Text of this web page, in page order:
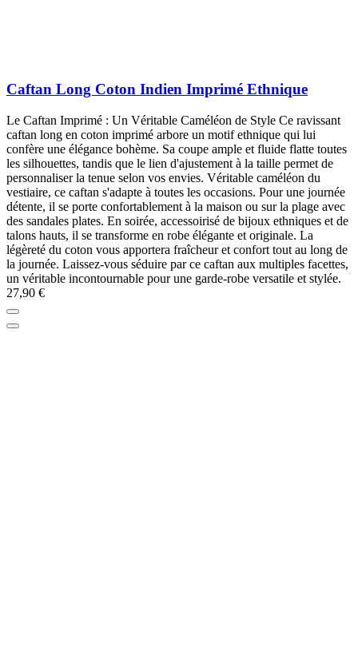
Caftan Long Coton Indien Imprimé Ethnique
Le Caftan Imprimé : Un Véritable Caméléon de Style Ce ravissant
caftan long en coton imprimé arbore un motif ethnique qui lui
confère une élégance bohème. Sa coupe ample et fluide flatte toutes
les silhouettes, tandis que le lien d'ajustement à la taille permet de
personnaliser la tenue selon vos envies. Véritable caméléon du
vestiaire, ce caftan s'adapte à toutes les occasions. Pour une journée
détente, il se porte confortablement à la maison ou sur la plage avec
des sandales plates. En soirée, accessoirisé de bijoux ethniques et de
talons hauts, il se transforme en robe élégante et originale. La
légèreté du coton vous apportera fraîcheur et confort tout au long de
la journée. Laissez-vous séduire par ce caftan aux multiples facettes,
un véritable incontournable pour une garde-robe versatile et stylée.
27,90 €